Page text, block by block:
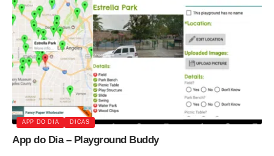
APP DO DIA DICAS
App do Dia – Playground Buddy